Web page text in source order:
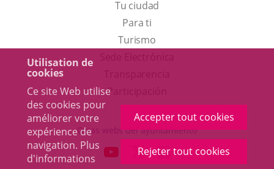
Utilisation de
cookies
Ce site Web utilise
des cookies pour
améliorer votre
expérience de
navigation. Plus
d'informations
Accepter tout cookies
Rejeter tout cookies
Tu ciudad
Para ti
TurismoEste
en
una
ventana
nueva.
aplicación
externa.
Participación
Otras webs del ayuntamiento
ENLACEENLACEENLACE